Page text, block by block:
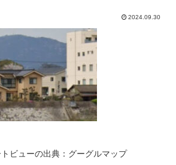
2024.09.30
ビューの出典：グーグルマップ